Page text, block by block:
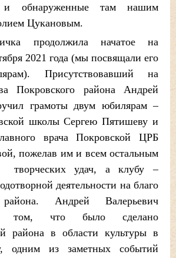
и обнаруженные там нашим
Цукановым.
продолжила начатое на
2021 года (мы посвящали его
Присутствовавший на
Покровского района Андрей
грамоты двум юбилярам –
школы Сергею Пятишеву и
врача Покровской ЦРБ
пожелав им и всем остальным
творческих удач, а клубу –
деятельности на благо
района. Андрей Валерьевич
том, что было сделано
района в области культуры в
одним из заметных событий